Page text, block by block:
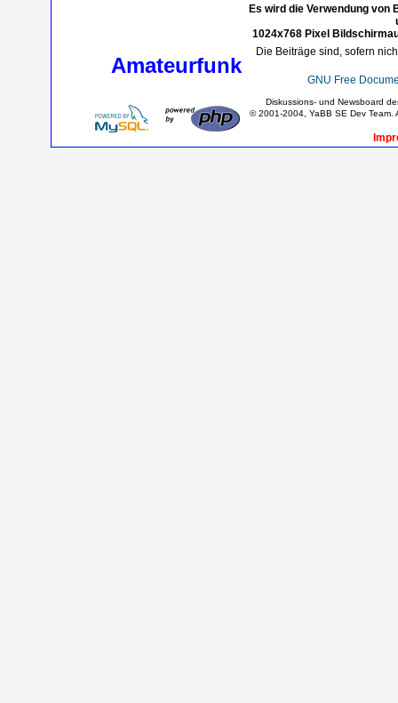
Es wird die Verwendung
1024x768 Pixel
Amateurfunk
Die Beiträge sind, sofern
GNU Free
Diskussions- und Newsboard
© 2001-2004, YaBB SE Dev Team.